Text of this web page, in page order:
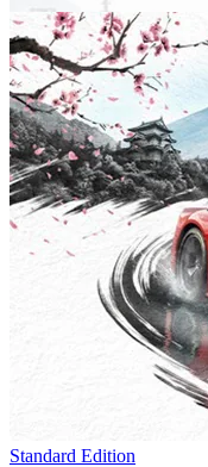
Standard Edition